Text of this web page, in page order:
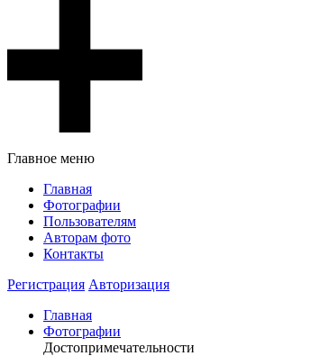
Главное меню
Главная
Фотографии
Пользователям
Авторам фото
Контакты
Регистрация Авторизация
Главная
Фотографии
Достопримечательности